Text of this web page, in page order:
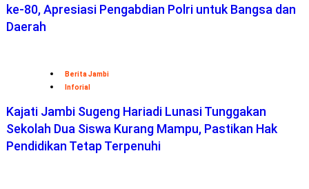
ke-80, Apresiasi Pengabdian Polri untuk Bangsa dan
Daerah
Berita Jambi
Inforial
Kajati Jambi Sugeng Hariadi Lunasi Tunggakan
Sekolah Dua Siswa Kurang Mampu, Pastikan Hak
Pendidikan Tetap Terpenuhi